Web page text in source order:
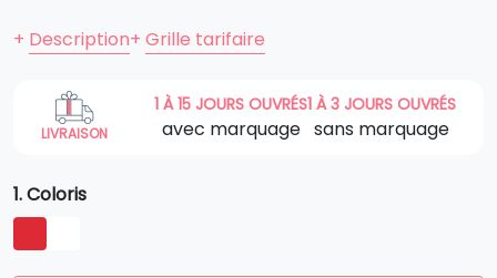
+ Description+ Grille tarifaire
LIVRAISON
1 À 15 JOURS OUVRÉS
avec marquage
1 À 3 JOURS OUVRÉS
sans marquage
1. Coloris